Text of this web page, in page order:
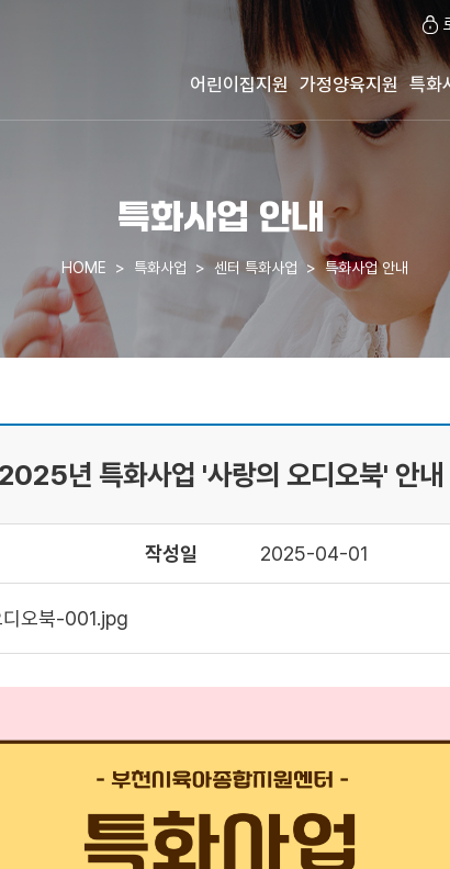
어린이집지원 가정양육지원 특화
특화사업 안내
HOME 특화사업 센터 특화사업 특화사업 안내
2025년 특화사업 '사랑의 오디오북' 안내
작성일 2025-04-01
오북-001.jpg